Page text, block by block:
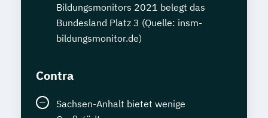
Bildungsmonitors 2021 belegt das
Bundesland Platz 3 (Quelle: insm-
bildungsmonitor.de)
Contra
Sachsen-Anhalt bietet wenige